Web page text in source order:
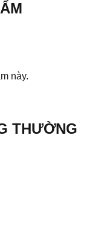
này.
THƯỜNG